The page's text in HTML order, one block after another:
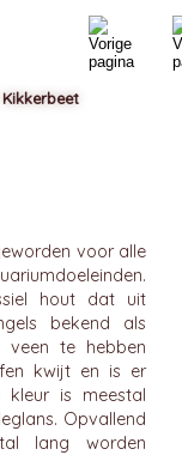
voor alle
hout dat uit
bekend als
veen te hebben
kwijt en is er
kleur is meestal
Opvallend
lang worden
Kikkerbeet